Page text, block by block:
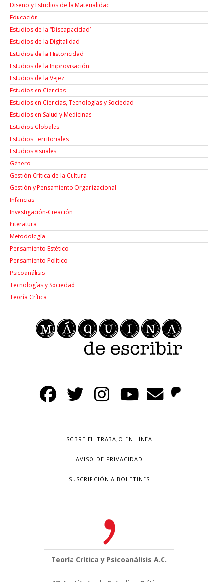
Diseño y Estudios de la Materialidad
Educación
Estudios de la “Discapacidad”
Estudios de la Digitalidad
Estudios de la Historicidad
Estudios de la Improvisación
Estudios de la Vejez
Estudios en Ciencias
Estudios en Ciencias, Tecnologías y Sociedad
Estudios en Salud y Medicinas
Estudios Globales
Estudios Territoriales
Estudios visuales
Género
Gestión Crítica de la Cultura
Gestión y Pensamiento Organizacional
Infancias
Investigación-Creación
Łiteratura
Metodología
Pensamiento Estético
Pensamiento Político
Psicoanálisis
Tecnologías y Sociedad
Teoría Crítica
SOBRE EL TRABAJO EN LÍNEA
AVISO DE PRIVACIDAD
SUSCRIPCIÓN A BOLETINES
Teoría Crítica y Psicoanálisis A.C.